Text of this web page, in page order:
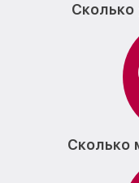
Сколько
Сколько